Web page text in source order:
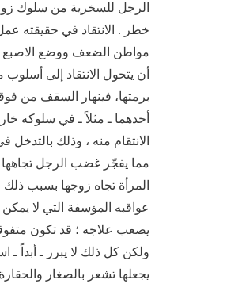
الرجل للسخرية من سلوك
خطر . الانتقاد في حقيقته
مواطن الضعف ووضع الاصبع
أن يتحول الانتقاد إلى
برمتها، فينهار السقف من
أحدهما ـ مثلاً ـ في سلوكه
الانتقام منه ، وذلك
مما يفجّر غضب الرجل تجاهها
المرأة تجاه زوجها بسبب
عواقبه المؤسفة التي لا
يصعب علاجه ؛ قد تكون
ولكن كل ذلك لا يبرر ـ أبداً
يجعلها تشعر بالصغار